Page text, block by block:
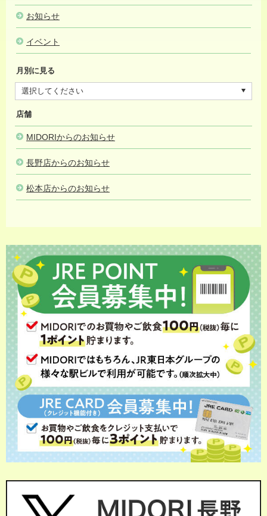
お知らせ
イベント
月別に見る
店舗
MIDORIからのお知らせ
長野店からのお知らせ
松本店からのお知らせ